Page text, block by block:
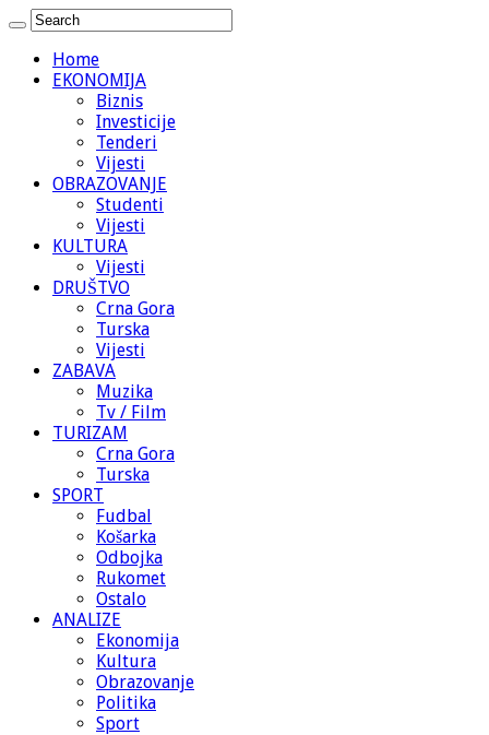
Home
EKONOMIJA
Biznis
Investicije
Tenderi
Vijesti
OBRAZOVANJE
Studenti
Vijesti
KULTURA
Vijesti
DRUŠTVO
Crna Gora
Turska
Vijesti
ZABAVA
Muzika
Tv / Film
TURIZAM
Crna Gora
Turska
SPORT
Fudbal
Košarka
Odbojka
Rukomet
Ostalo
ANALIZE
Ekonomija
Kultura
Obrazovanje
Politika
Sport